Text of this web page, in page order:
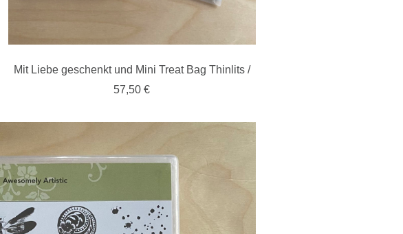
Mit Liebe geschenkt und Mini Treat Bag Thinlits /
57,50 €